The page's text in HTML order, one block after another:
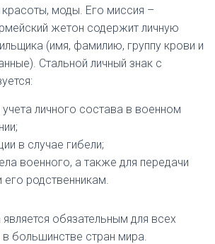
моды. Его миссия –
жетон содержит личную
(имя, фамилию, группу крови и
Стальной личный знак с
учета личного состава в военном
в случае гибели;
военного, а также для передачи
родственникам.
обязательным для всех
большинстве стран мира.